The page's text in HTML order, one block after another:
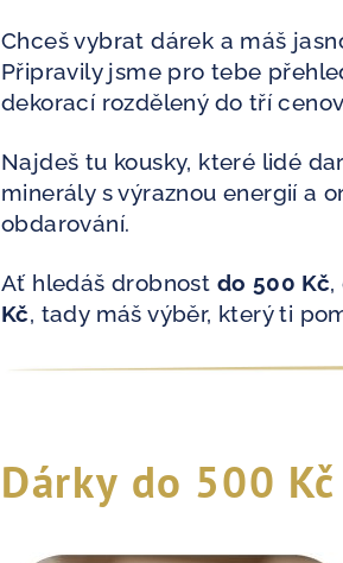
Chceš vybrat dárek a máš
Připravily jsme pro tebe
dekorací rozdělený do tří
Najdeš tu kousky, které lidé
minerály s výraznou energií a
obdarování.
Ať hledáš drobnost do 500 Kč,
Kč, tady máš výběr, který ti
Dárky do 500 Kč